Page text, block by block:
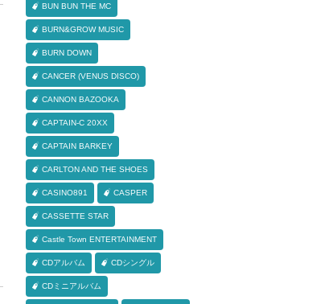
BUN BUN THE MC
BURN&GROW MUSIC
BURN DOWN
CANCER (VENUS DISCO)
CANNON BAZOOKA
CAPTAIN-C 20XX
CAPTAIN BARKEY
CARLTON AND THE SHOES
CASINO891 CASPER
CASSETTE STAR
Castle Town ENTERTAINMENT
CDアルバム CDシングル
CDミニアルバム